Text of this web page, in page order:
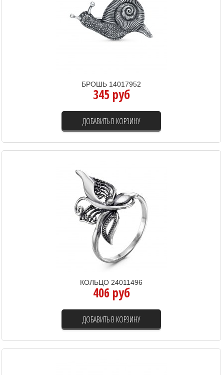
БРОШЬ 14017952
345 руб
ДОБАВИТЬ В КОРЗИНУ
КОЛЬЦО 24011496
406 руб
ДОБАВИТЬ В КОРЗИНУ